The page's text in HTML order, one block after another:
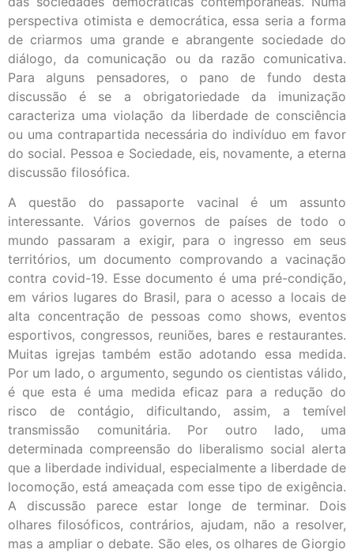
perspectiva otimista e democrática, essa seria a forma
de criarmos uma grande e abrangente sociedade do
diálogo, da comunicação ou da razão comunicativa.
Para alguns pensadores, o pano de fundo desta
discussão é se a obrigatoriedade da imunização
caracteriza uma violação da liberdade de consciência
ou uma contrapartida necessária do indivíduo em favor
do social. Pessoa e Sociedade, eis, novamente, a eterna
discussão filosófica.
A questão do passaporte vacinal é um assunto
interessante. Vários governos de países de todo o
mundo passaram a exigir, para o ingresso em seus
territórios, um documento comprovando a vacinação
contra covid-19. Esse documento é uma pré-condição,
em vários lugares do Brasil, para o acesso a locais de
alta concentração de pessoas como shows, eventos
esportivos, congressos, reuniões, bares e restaurantes.
Muitas igrejas também estão adotando essa medida.
Por um lado, o argumento, segundo os cientistas válido,
é que esta é uma medida eficaz para a redução do
risco de contágio, dificultando, assim, a temível
transmissão comunitária. Por outro lado, uma
determinada compreensão do liberalismo social alerta
que a liberdade individual, especialmente a liberdade de
locomoção, está ameaçada com esse tipo de exigência.
A discussão parece estar longe de terminar. Dois
olhares filosóficos, contrários, ajudam, não a resolver,
mas a ampliar o debate. São eles, os olhares de Giorgio